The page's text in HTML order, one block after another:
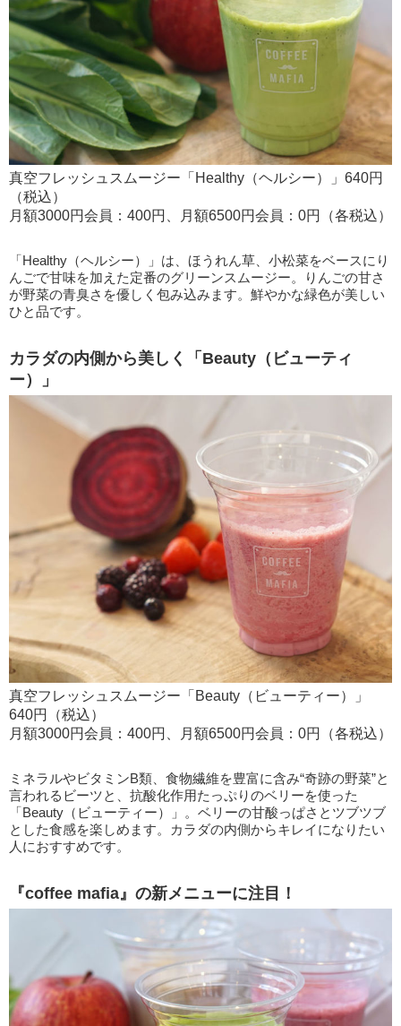
真空フレッシュスムージー「Healthy（ヘルシー）」640円
（税込）
月額3000円会員：400円、月額6500円会員：0円（各税込）
「Healthy（ヘルシー）」は、ほうれん草、小松菜をベースにり
んごで甘味を加えた定番のグリーンスムージー。りんごの甘さ
が野菜の青臭さを優しく包み込みます。鮮やかな緑色が美しい
ひと品です。
カラダの内側から美しく「Beauty（ビューティ
ー）」
真空フレッシュスムージー「Beauty（ビューティー）」
640円（税込）
月額3000円会員：400円、月額6500円会員：0円（各税込）
ミネラルやビタミンB類、食物繊維を豊富に含み“奇跡の野菜”と
言われるビーツと、抗酸化作用たっぷりのベリーを使った
「Beauty（ビューティー）」。ベリーの甘酸っぱさとツブツブ
とした食感を楽しめます。カラダの内側からキレイになりたい
人におすすめです。
『coffee mafia』の新メニューに注目！